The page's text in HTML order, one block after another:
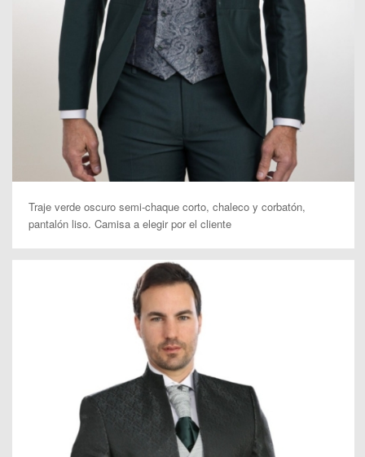
Traje verde oscuro semi-chaque corto, chaleco y corbatón,
pantalón liso. Camisa a elegir por el cliente